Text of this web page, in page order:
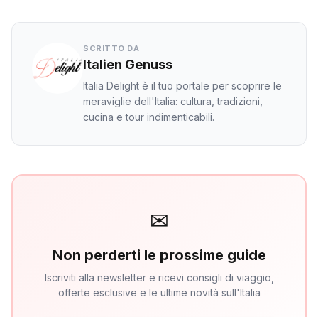
SCRITTO DA
Italien Genuss
Italia Delight è il tuo portale per scoprire le
meraviglie dell'Italia: cultura, tradizioni,
cucina e tour indimenticabili.
✉
Non perderti le prossime guide
Iscriviti alla newsletter e ricevi consigli di viaggio,
offerte esclusive e le ultime novità sull'Italia